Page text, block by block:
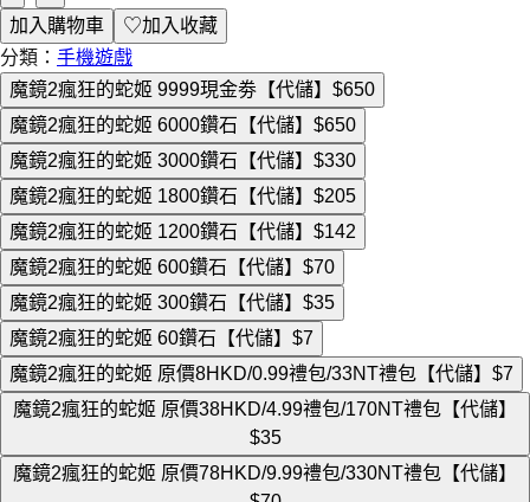
加入購物車
♡加入收藏
分類： 手機遊戲
魔鏡2瘋狂的蛇姬 9999現金劵【代儲】 $650
魔鏡2瘋狂的蛇姬 6000鑽石【代儲】 $650
魔鏡2瘋狂的蛇姬 3000鑽石【代儲】 $330
魔鏡2瘋狂的蛇姬 1800鑽石【代儲】 $205
魔鏡2瘋狂的蛇姬 1200鑽石【代儲】 $142
魔鏡2瘋狂的蛇姬 600鑽石【代儲】 $70
魔鏡2瘋狂的蛇姬 300鑽石【代儲】 $35
魔鏡2瘋狂的蛇姬 60鑽石【代儲】 $7
魔鏡2瘋狂的蛇姬 原價8HKD/0.99禮包/33NT禮包【代儲】 $7
魔鏡2瘋狂的蛇姬 原價38HKD/4.99禮包/170NT禮包【代儲】
$35
魔鏡2瘋狂的蛇姬 原價78HKD/9.99禮包/330NT禮包【代儲】